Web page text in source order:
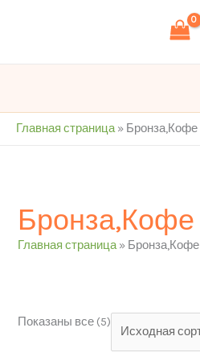
Главная страница» Бронза,Кофе
h
Бронза,Кофе
Главная страница» Бронза,Кофе
Показаны все (5)